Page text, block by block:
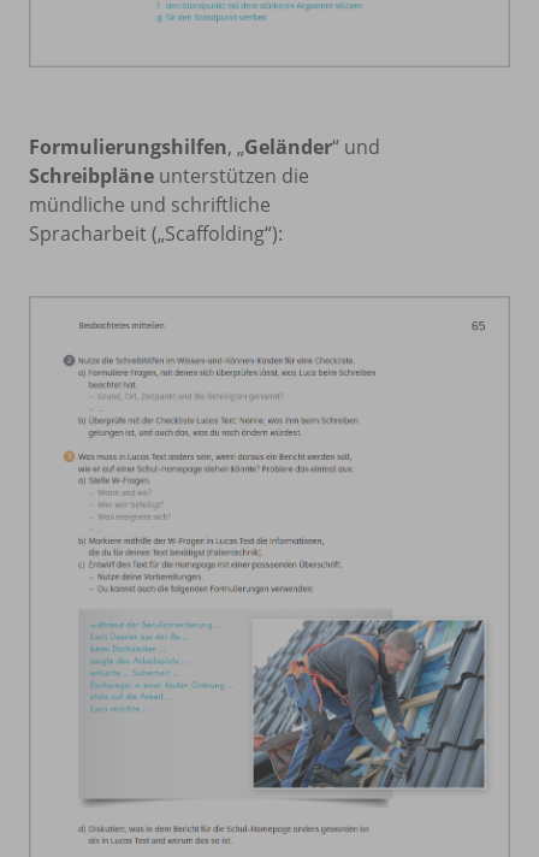
Formulierungshilfen, „Geländer“ und
Schreibpläne unterstützen die
mündliche und schriftliche
Spracharbeit („Scaffolding“):